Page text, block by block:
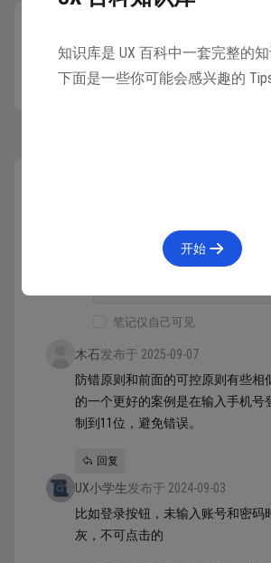
简介 本条为“尼尔森十大可用性原则”的第
则。 通过把组件、按钮及选项可见化，来
笔记仅自己可见
木石发布于 2025-09-07
防错原则和前面的可控原则有些相
的一个更好的案例是在输入手机号
制到11位，避免错误。
回复
UX小学生发布于 2024-09-03
比如登录按钮，未输入账号和密码
灰，不可点击的
知识库是 UX 百科中一套完整的
下面是一些你可能会感兴趣的
开始